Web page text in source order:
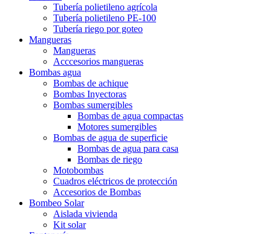
Tubería polietileno agrícola
Tubería polietileno PE-100
Tubería riego por goteo
Mangueras
Mangueras
Acccesorios mangueras
Bombas agua
Bombas de achique
Bombas Inyectoras
Bombas sumergibles
Bombas de agua compactas
Motores sumergibles
Bombas de agua de superficie
Bombas de agua para casa
Bombas de riego
Motobombas
Cuadros eléctricos de protección
Accesorios de Bombas
Bombeo Solar
Aislada vivienda
Kit solar